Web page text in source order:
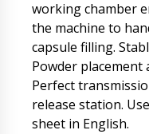
working chamber
the machine to
capsule filling.
Powder placement
Perfect
release station.
sheet in English.